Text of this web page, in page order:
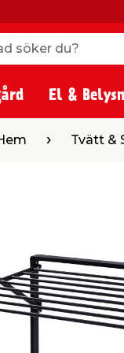
söker du?
söker du?
El &
& Städ Tvätt &